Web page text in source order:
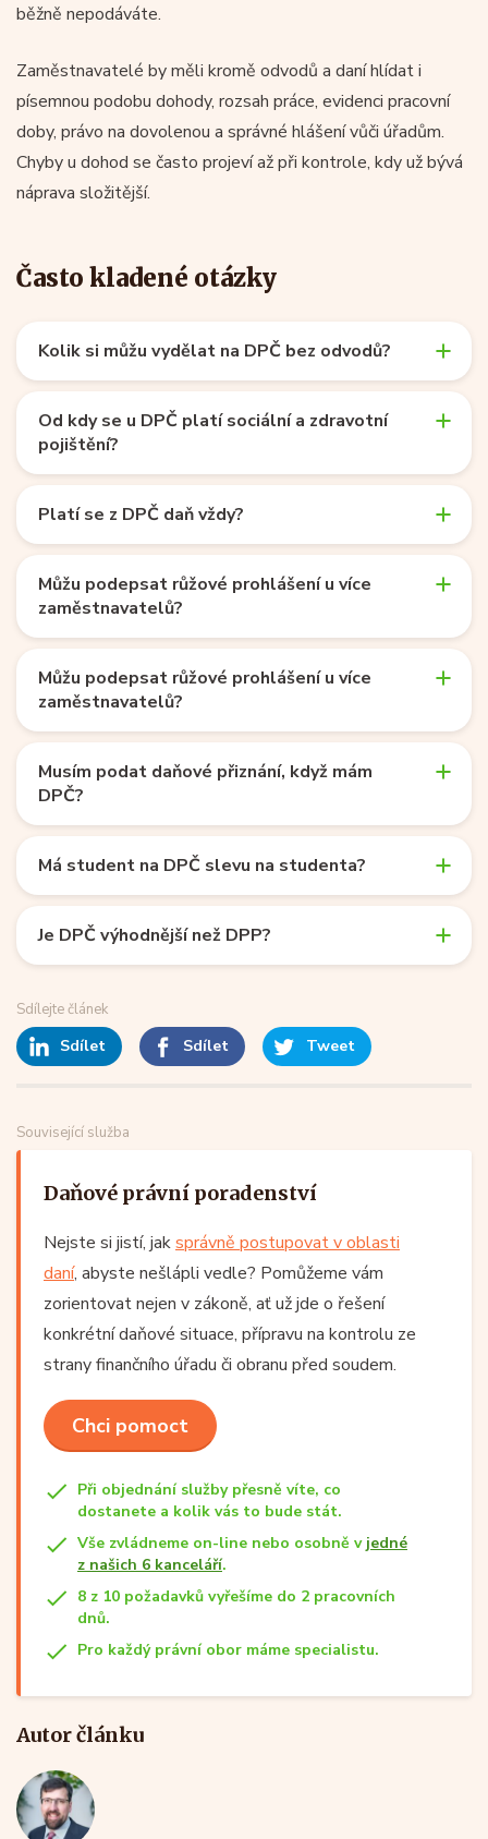
běžně nepodáváte.
Zaměstnavatelé by měli kromě odvodů a daní hlídat i
písemnou podobu dohody, rozsah práce, evidenci pracovní
doby, právo na dovolenou a správné hlášení vůči úřadům.
Chyby u dohod se často projeví až při kontrole, kdy už bývá
náprava složitější.
Často kladené otázky
Kolik si můžu vydělat na DPČ bez odvodů?
Od kdy se u DPČ platí sociální a zdravotní
pojištění?
Platí se z DPČ daň vždy?
Můžu podepsat růžové prohlášení u více
zaměstnavatelů?
Můžu podepsat růžové prohlášení u více
zaměstnavatelů?
Musím podat daňové přiznání, když mám
DPČ?
Má student na DPČ slevu na studenta?
Je DPČ výhodnější než DPP?
Sdílejte článek
Sdílet Sdílet Tweet
Související služba
Daňové právní poradenství
Nejste si jistí, jaksprávně postupovat v oblasti
daní, abyste nešlápli vedle? Pomůžeme vám
zorientovat nejen v zákoně, ať už jde o řešení
konkrétní daňové situace, přípravu na kontrolu ze
strany finančního úřadu či obranu před soudem.
Chci pomoct
Při objednání služby přesně víte, co
dostanete a kolik vás to bude stát.
Vše zvládneme on-line nebo osobně v jedné
z našich 6 kanceláří.
8 z 10 požadavků vyřešíme do 2 pracovních
dnů.
Pro každý právní obor máme specialistu.
Autor článku